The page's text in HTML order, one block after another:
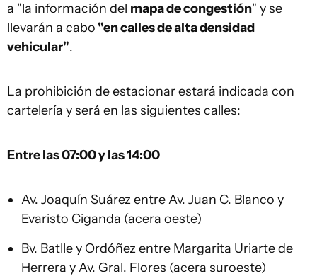
a "la información del mapa de congestión" y se
llevarán a cabo "en calles de alta densidad
vehicular".
La prohibición de estacionar estará indicada con
cartelería y será en las siguientes calles:
Entre las 07:00 y las 14:00
Av. Joaquín Suárez entre Av. Juan C. Blanco y
Evaristo Ciganda (acera oeste)
Bv. Batlle y Ordóñez entre Margarita Uriarte de
Herrera y Av. Gral. Flores (acera suroeste)